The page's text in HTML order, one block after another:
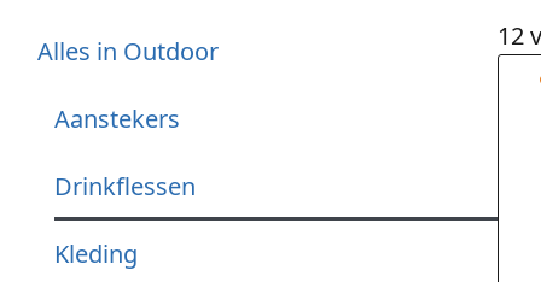
Alles in Outdoor
Aanstekers
Drinkflessen
Kleding
12